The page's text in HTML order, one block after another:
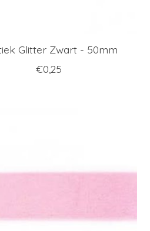
Glitter Zwart - 50mm
€0,25